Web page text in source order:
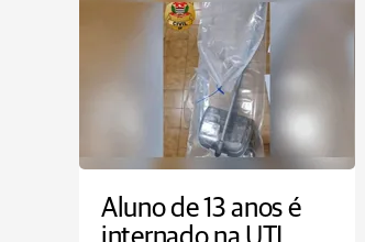
Aluno de 13 anos é